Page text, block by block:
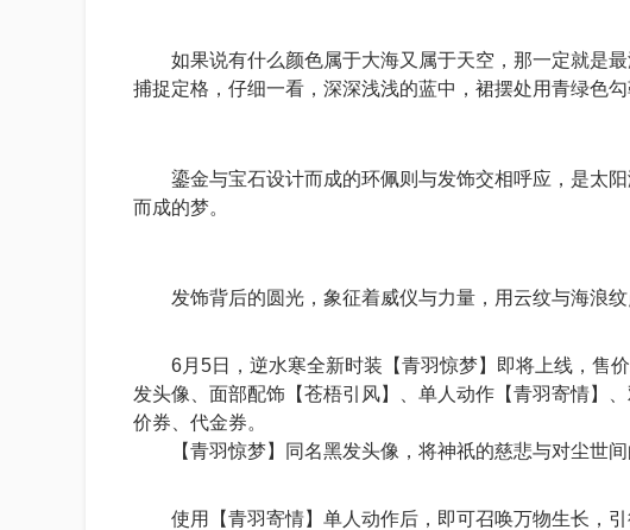
如果说有什么颜色属于大海又属于天空，那一定就是最
捕捉定格，仔细一看，深深浅浅的蓝中，裙摆处用青绿色勾
鎏金与宝石设计而成的环佩则与发饰交相呼应，是太阳
而成的梦。
发饰背后的圆光，象征着威仪与力量，用云纹与海浪纹
6月5日，逆水寒全新时装【青羽惊梦】即将上线，售
发头像、面部配饰【苍梧引风】、单人动作【青羽寄情】
价券、代金券。
【青羽惊梦】同名黑发头像，将神祇的慈悲与对尘世间
使用【青羽寄情】单人动作后，即可召唤万物生长，引